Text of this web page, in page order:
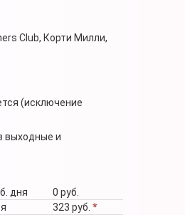
Club, Корти Милли,
(исключение
выходные и
дня
0 руб.
323 руб. *